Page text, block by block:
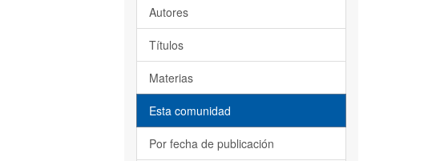
Autores
Títulos
Materias
Esta comunidad
Por fecha de publicación